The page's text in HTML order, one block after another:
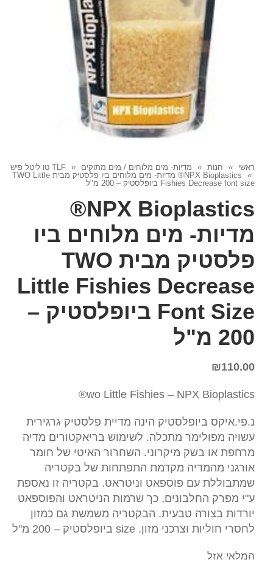
ראשי » חנות » מדיות- מים מלוחים / מים מתוקים » TLF טו ליטל פיש
»
NPX Bioplastics® מדיות- מים מלוחים ביו פלסטיק מבית TWO Little
Fishies Decrease font size ביופלסטיק – 200 מ"ל
NPX Bioplastics®
מדיות- מים מלוחים ביו
פלסטיק מבית TWO
Little Fishies Decrease
Font Size ביופלסטיק –
200 מ"ל
₪110.00
wo Little Fishies – NPX Bioplastics®
נ.פי.איקס ביופלסטיק הינה מדיית פלסטיק גרגירית
עשויה מפולימר מתכלה. לשימוש בריאקטורים מדיה
מרחפת או בשק מיקרוני. השחרור האיטי של חומר
אורגני מהמדיה מקדמת התפתחות של בקטריה
שמתבוללת עם פוספאט וניטראט. בקטריה זו נאספת
ע"י מפרק החלבונים, כך שרמות הניטראט והפוספאט
יורדות בצורה טבעית. הבקטריה משמשת גם כמזון
לחסרי חוליות וצרכני מזון. size ביופלסטיק – 200 מ"ל
המלאי אזל